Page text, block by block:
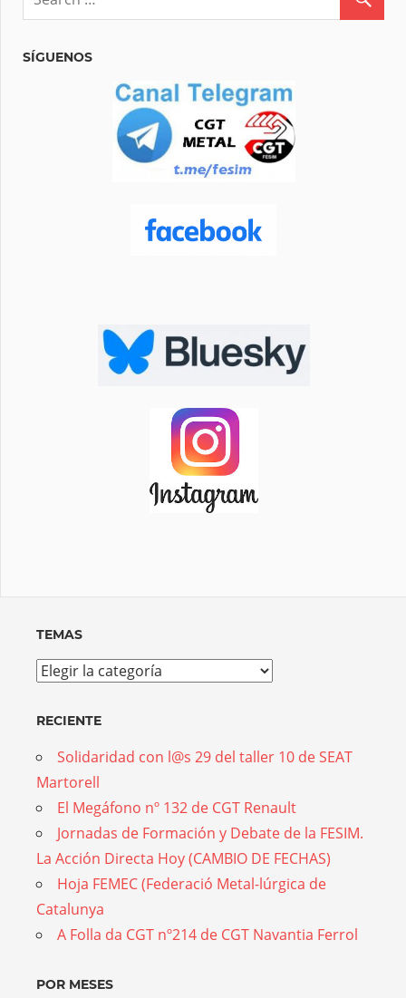
SÍGUENOS
TEMAS
Temas
RECIENTE
Solidaridad con l@s 29 del taller 10 de SEAT
Martorell
El Megáfono nº 132 de CGT Renault
Jornadas de Formación y Debate de la FESIM.
La Acción Directa Hoy (CAMBIO DE FECHAS)
Hoja FEMEC (Federació Metal-lúrgica de
Catalunya
A Folla da CGT nº214 de CGT Navantia Ferrol
POR MESES